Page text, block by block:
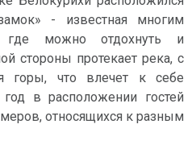
- известная многим
где можно отдохнуть и
стороны протекает река, с
горы, что влечет к себе
в расположении гостей
относящихся к разным